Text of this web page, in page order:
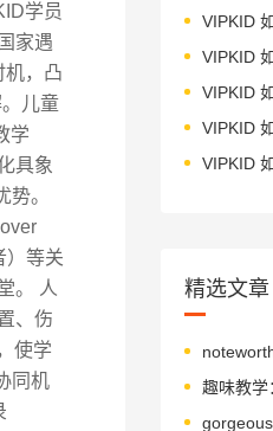
学员
家遇
机，凸
儿童
学
具象
。
）等关
。 人
、伤
使学
同机
VIPKID
精选文章